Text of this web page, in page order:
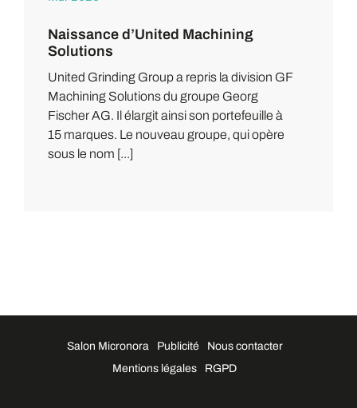
Naissance d’United Machining
Solutions
United Grinding Group a repris la division GF
Machining Solutions du groupe Georg
Fischer AG. Il élargit ainsi son portefeuille à
15 marques. Le nouveau groupe, qui opère
sous le nom [...]
Salon Micronora Publicité
Nous contacter
Mentions légales
RGPD